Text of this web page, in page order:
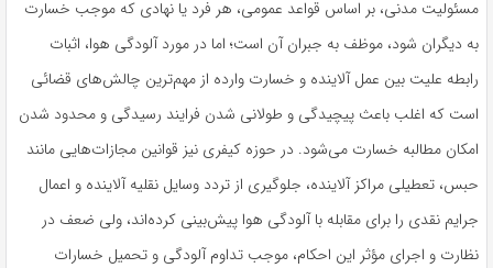
مسئولیت مدنی، بر اساس قواعد عمومی، هر فرد یا نهادی که موجب خسارت
به دیگران شود، موظف به جبران آن است؛ اما در مورد آلودگی هوا، اثبات
رابطه علیت بین عمل آلاینده و خسارت وارده از مهم‌ترین چالش‌های قضائی
است که اغلب باعث پیچیدگی و طولانی شدن فرایند رسیدگی و محدود شدن
امکان مطالبه خسارت می‌شود. در حوزه کیفری نیز قوانین مجازات‌هایی مانند
حبس، تعطیلی مراکز آلاینده، جلوگیری از تردد وسایل نقلیه آلاینده و اعمال
جرایم نقدی را برای مقابله با آلودگی هوا پیش‌بینی کرده‌اند، ولی ضعف در
نظارت و اجرای مؤثر این احکام، موجب تداوم آلودگی و تحمیل خسارات